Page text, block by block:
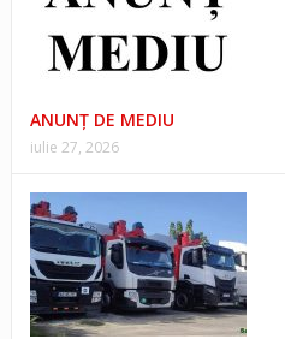
ANUNŢ DE MEDIU
iulie 27, 2026